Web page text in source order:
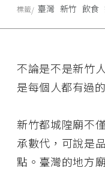
不論是不是新竹
是每個人都有過
新竹都城隍廟不
承數代，可說是
點。臺灣的地方
標籤 臺灣 新竹 飲食